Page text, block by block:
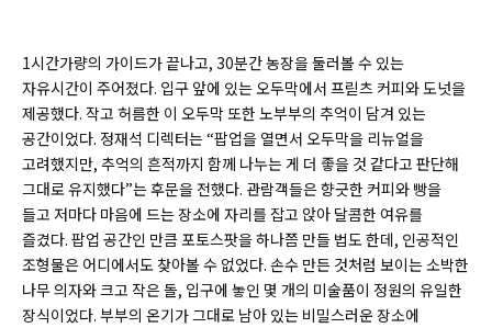
1시간가량의 가이드가 끝나고, 30분간 농장을 둘러볼 수 있는
자유시간이 주어졌다. 입구 앞에 있는 오두막에서 프릳츠 커피와 도넛을
제공했다. 작고 허름한 이 오두막 또한 노부부의 추억이 담겨 있는
공간이었다. 정재석 디렉터는 “팝업을 열면서 오두막을 리뉴얼을
고려했지만, 추억의 흔적까지 함께 나누는 게 더 좋을 것 같다고 판단해
그대로 유지했다”는 후문을 전했다. 관람객들은 향긋한 커피와 빵을
들고 저마다 마음에 드는 장소에 자리를 잡고 앉아 달콤한 여유를
즐겼다. 팝업 공간인 만큼 포토스팟을 하나쯤 만들 법도 한데, 인공적인
조형물은 어디에서도 찾아볼 수 없었다. 손수 만든 것처럼 보이는 소박한
나무 의자와 크고 작은 돌, 입구에 놓인 몇 개의 미술품이 정원의 유일한
장식이었다. 부부의 온기가 그대로 남아 있는 비밀스러운 장소에